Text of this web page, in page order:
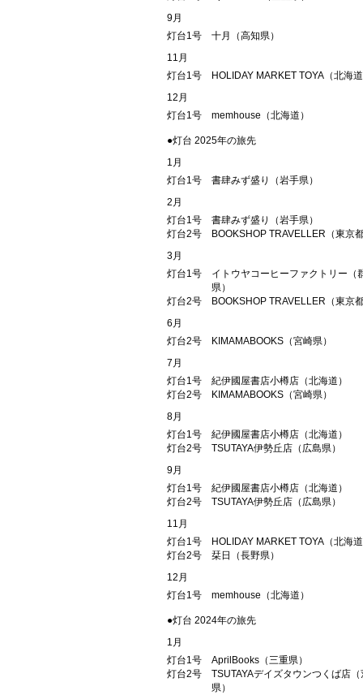
9月
灯台1号
十月（高知県）
11月
灯台1号
HOLIDAY MARKET TOYA（北海道
12月
灯台1号
memhouse（北海道）
●灯台 2025年の旅先
1月
灯台1号
書肆みず盛り（岩手県）
2月
灯台1号
書肆みず盛り（岩手県）
灯台2号
BOOKSHOP TRAVELLER（東京都
3月
灯台1号
イトウヤコーヒーファクトリー（
県）
灯台2号
BOOKSHOP TRAVELLER（東京都
6月
灯台2号
KIMAMABOOKS（宮崎県）
7月
灯台1号
紀伊國屋書店小樽店（北海道）
灯台2号
KIMAMABOOKS（宮崎県）
8月
灯台1号
紀伊國屋書店小樽店（北海道）
灯台2号
TSUTAYA伊勢丘店（広島県）
9月
灯台1号
紀伊國屋書店小樽店（北海道）
灯台2号
TSUTAYA伊勢丘店（広島県）
11月
灯台1号
HOLIDAY MARKET TOYA（北海道
灯台2号
栞日（長野県）
12月
灯台1号
memhouse（北海道）
●灯台 2024年の旅先
1月
灯台1号
AprilBooks（三重県）
灯台2号
TSUTAYAデイズタウンつくば店（
県）